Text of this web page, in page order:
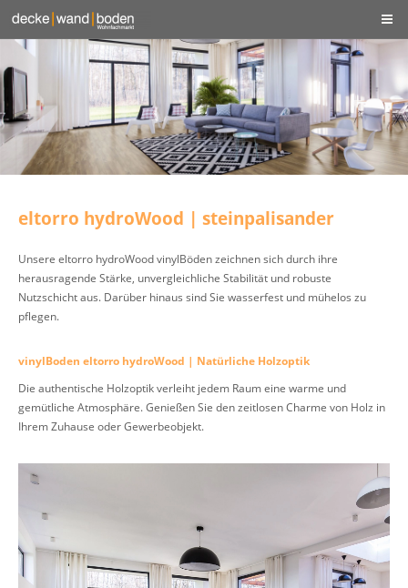
eltorro hydroWood | steinpalisander
Unsere eltorro hydroWood vinylBöden zeichnen sich durch ihre
herausragende Stärke, unvergleichliche Stabilität und robuste
Nutzschicht aus. Darüber hinaus sind Sie wasserfest und mühelos zu
pflegen.
vinylBoden eltorro hydroWood | Natürliche Holzoptik
Die authentische Holzoptik verleiht jedem Raum eine warme und
gemütliche Atmosphäre. Genießen Sie den zeitlosen Charme von Holz in
Ihrem Zuhause oder Gewerbeobjekt.